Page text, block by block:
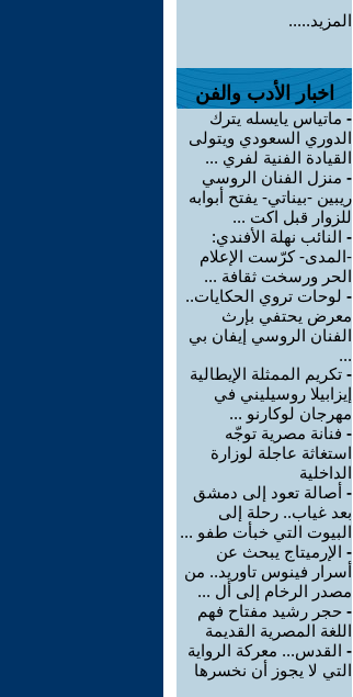
المزيد.....
اخبار الأدب والفن
- ماتياس يايسله يترك
الدوري السعودي ويتولى
القيادة الفنية لفري ...
- منزل الفنان الروسي
ريبين -بيناتي- يفتح أبوابه
للزوار قبل اكت ...
- النائب نهلة الأفندي:
-المدى- كرّست الإعلام
الحر ورسخت ثقافة ...
- لوحات تروي الحكايات..
معرض يحتفي بإرث
الفنان الروسي إيفان بي
...
- تكريم الممثلة الإيطالية
إيزابيلا روسيليني في
مهرجان لوكارنو ...
- فنانة مصرية توجّه
استغاثة عاجلة لوزارة
الداخلية
- أصالة تعود إلى دمشق
بعد غياب.. رحلة إلى
البيوت التي خبأت طفو ...
- الإرميتاج يبحث عن
أسرار فينوس تاوريد.. من
مصدر الرخام إلى أل ...
- حجر رشيد مفتاح فهم
اللغة المصرية القديمة
- القدس... معركة الرواية
التي لا يجوز أن نخسرها